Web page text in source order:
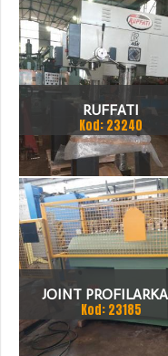
RUFFATI
Kod: 23240
JOINT
STACJI
Kod: 23185